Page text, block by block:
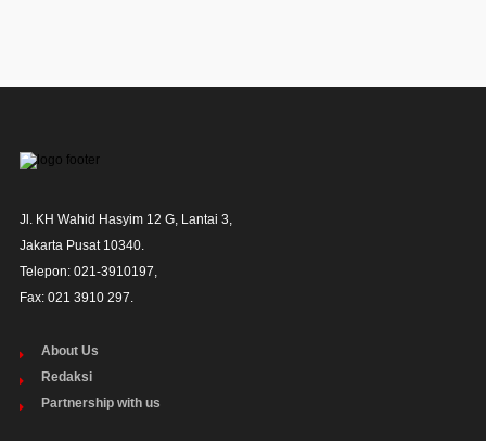
Jl. KH Wahid Hasyim 12 G, Lantai 3,
Jakarta Pusat 10340.
Telepon: 021-3910197,
Fax: 021 3910 297.
About Us
Redaksi
Partnership with us